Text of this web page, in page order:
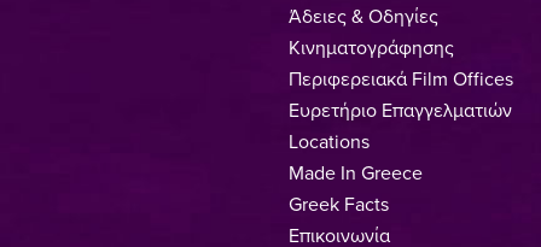
Άδειες & Οδηγίες
Κινηματογράφησης
Περιφερειακά Film Offices
Ευρετήριο Επαγγελματιών
Locations
Made In Greece
Greek Facts
Επικοινωνία